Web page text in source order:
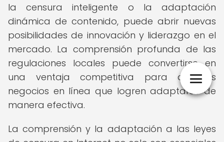
la censura inteligente o la adaptación
dinámica de contenido, puede abrir nuevas
posibilidades de innovación y liderazgo en el
mercado. La comprensión profunda de las
regulaciones locales puede convertirse en
una ventaja competitiva para aquellos
negocios en línea que logren adaptarse de
manera efectiva.
La comprensión y la adaptación a las leyes